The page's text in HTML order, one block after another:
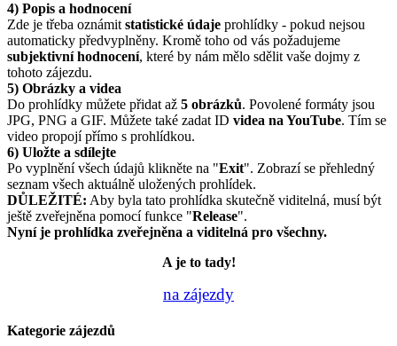
4) Popis a hodnocení
Zde je třeba oznámit statistické údaje prohlídky - pokud nejsou
automaticky předvyplněny. Kromě toho od vás požadujeme
subjektivní hodnocení, které by nám mělo sdělit vaše dojmy z
tohoto zájezdu.
5) Obrázky a videa
Do prohlídky můžete přidat až 5 obrázků. Povolené formáty jsou
JPG, PNG a GIF. Můžete také zadat ID videa na YouTube. Tím se
video propojí přímo s prohlídkou.
6) Uložte a sdílejte
Po vyplnění všech údajů klikněte na "Exit". Zobrazí se přehledný
seznam všech aktuálně uložených prohlídek.
DŮLEŽITÉ: Aby byla tato prohlídka skutečně viditelná, musí být
ještě zveřejněna pomocí funkce "Release".
Nyní je prohlídka zveřejněna a viditelná pro všechny.
A je to tady!
na zájezdy
Kategorie zájezdů